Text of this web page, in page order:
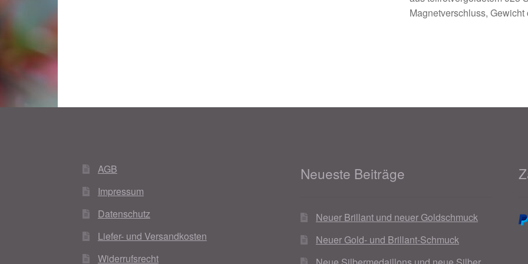
Magnetverschluss, Gewicht
AGB
Impressum
Datenschutz
Liefer- und Versandkosten
Widerrufsrecht
Neueste Beiträge
Neuer Brillant und neuer Goldschmuck
Neuer Gold- und Brillant-Schmuck